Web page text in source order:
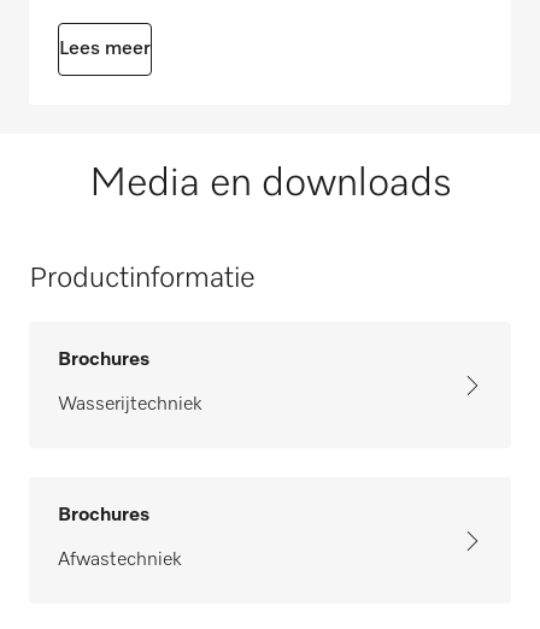
Lees meer
Media en downloads
Productinformatie
Brochures
Wasserijtechniek
Brochures
Afwastechniek